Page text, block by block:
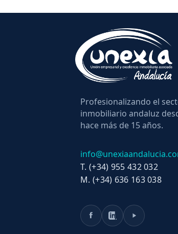
Profesionalizando el
inmobiliario andaluz
hace más de 15 años.
T. (+34) 955 432 032
M. (+34) 636 163 038